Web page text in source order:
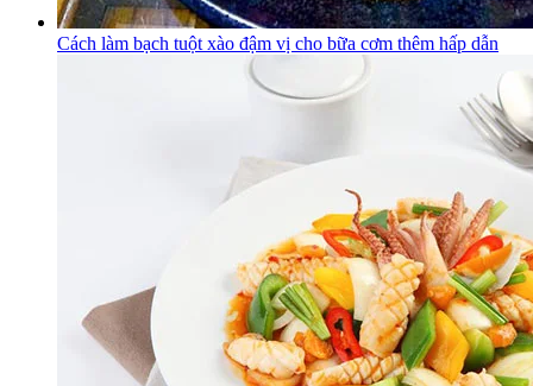
Cách làm bạch tuột xào đậm vị cho bữa cơm thêm hấp dẫn